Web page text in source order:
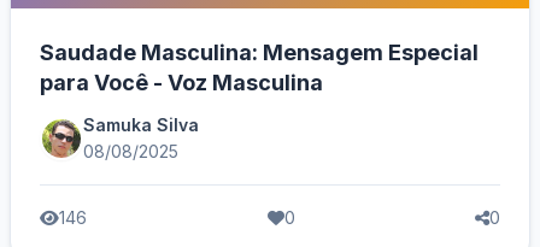
Saudade Masculina: Mensagem Especial
para Você - Voz Masculina
Samuka Silva
08/08/2025
146 0 0